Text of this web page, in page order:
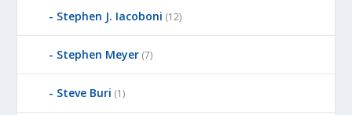
Stephen J. Iacoboni (12)
Stephen Meyer (7)
Steve Buri (1)